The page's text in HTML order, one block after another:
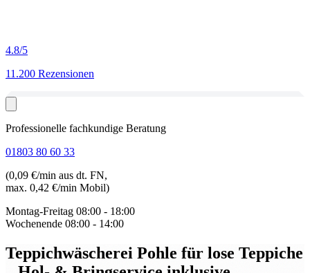
4.8/5
11.200 Rezensionen
Professionelle fachkundige Beratung
01803 80 60 33
(0,09 €/min aus dt. FN,
max. 0,42 €/min Mobil)
Montag-Freitag 08:00 - 18:00
Wochenende 08:00 - 14:00
Teppichwäscherei Pohle für lose Teppiche